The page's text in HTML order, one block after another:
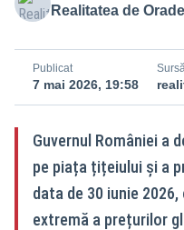
Realitatea de
Publicat
7 mai 2026, 19:58
Sursă
Guvernul României a
pe piața țițeiului și a
data de 30 iunie
extremă a prețurilor